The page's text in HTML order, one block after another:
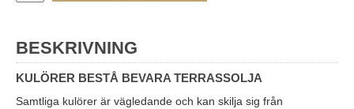
BESKRIVNING
KULÖRER BESTÅ BEVARA TERRASSOLJA
Samtliga kulörer är vägledande och kan skilja sig från